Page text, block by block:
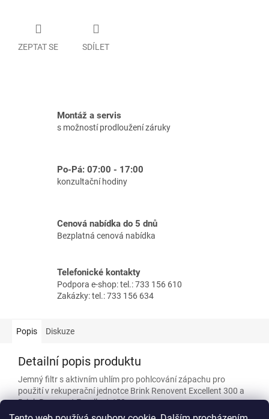
ZEPTAT SE SDÍLET
Montáž a servis
s možností prodloužení záruky
Po-Pá: 07:00 - 17:00
konzultační hodiny
Cenová nabídka do 5 dnů
Bezplatná cenová nabídka
Telefonické kontakty
Podpora e-shop: tel.: 733 156 610
Zakázky: tel.: 733 156 634
Popis Diskuze
Detailní popis produktu
Jemný filtr s aktivním uhlím pro pohlcování zápachu pro
použití v rekuperační jednotce Brink Renovent Excellent 300 a
Brink Renovent Excellent 450.